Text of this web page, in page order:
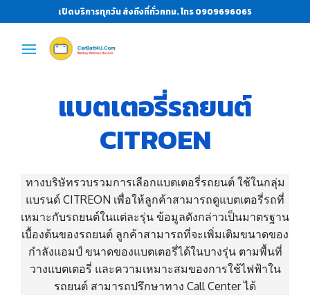
เปิดบริการทุกวัน ส่งถึงที่ทั่วกทม. โทร 0909696065
แบตเตอรี่รถยนต์
CITROEN
ทางบริษัทรวบรวมการเลือกแบตเตอรี่รถยนต์ ใช้ในกลุ่ม
แบรนด์ CITREON เพื่อให้ลูกค้าสามารถดูแบตเตอรี่รถที่
เหมาะกับรถยนต์ในแต่ละรุ่น ข้อมูลดังกล่าวเป็นมาตรฐาน
เบื้องต้นของรถยนต์ ลูกค้าสามารถที่จะเพิ่มเติมขนาดของ
กำลังแอมป์ ขนาดของแบตเตอรี่ได้ในบางรุ่น ตามพื้นที่
วางแบตเตอรี่ และความเหมาะสมของการใช้ไฟฟ้าใน
รถยนต์ สามารถปรึกษาทาง Call Center ได้